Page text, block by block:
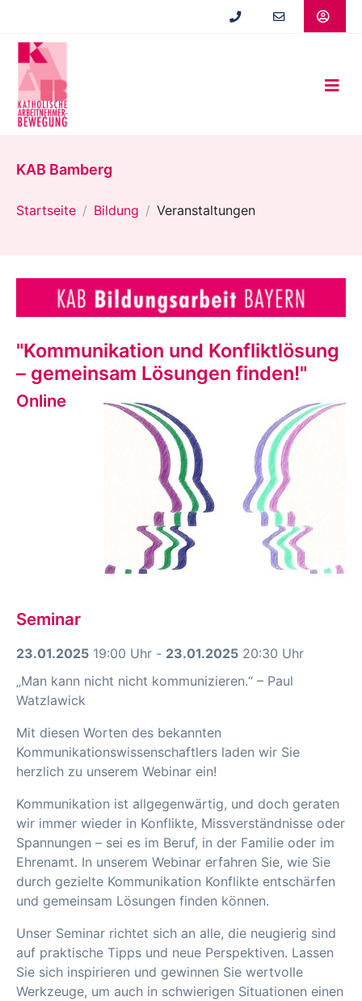
springen
KAB Bamberg
Startseite Bildung Veranstaltungen
"Kommunikation und Konfliktlösung
– gemeinsam Lösungen finden!"
Online
Seminar
23.01.2025 19:00 Uhr - 23.01.2025 20:30 Uhr
„Man kann nicht nicht kommunizieren.“ – Paul
Watzlawick
Mit diesen Worten des bekannten
Kommunikationswissenschaftlers laden wir Sie
herzlich zu unserem Webinar ein!
Kommunikation ist allgegenwärtig, und doch geraten
wir immer wieder in Konflikte, Missverständnisse oder
Spannungen – sei es im Beruf, in der Familie oder im
Ehrenamt. In unserem Webinar erfahren Sie, wie Sie
durch gezielte Kommunikation Konflikte entschärfen
und gemeinsam Lösungen finden können.
Unser Seminar richtet sich an alle, die neugierig sind
auf praktische Tipps und neue Perspektiven. Lassen
Sie sich inspirieren und gewinnen Sie wertvolle
Werkzeuge, um auch in schwierigen Situationen einen